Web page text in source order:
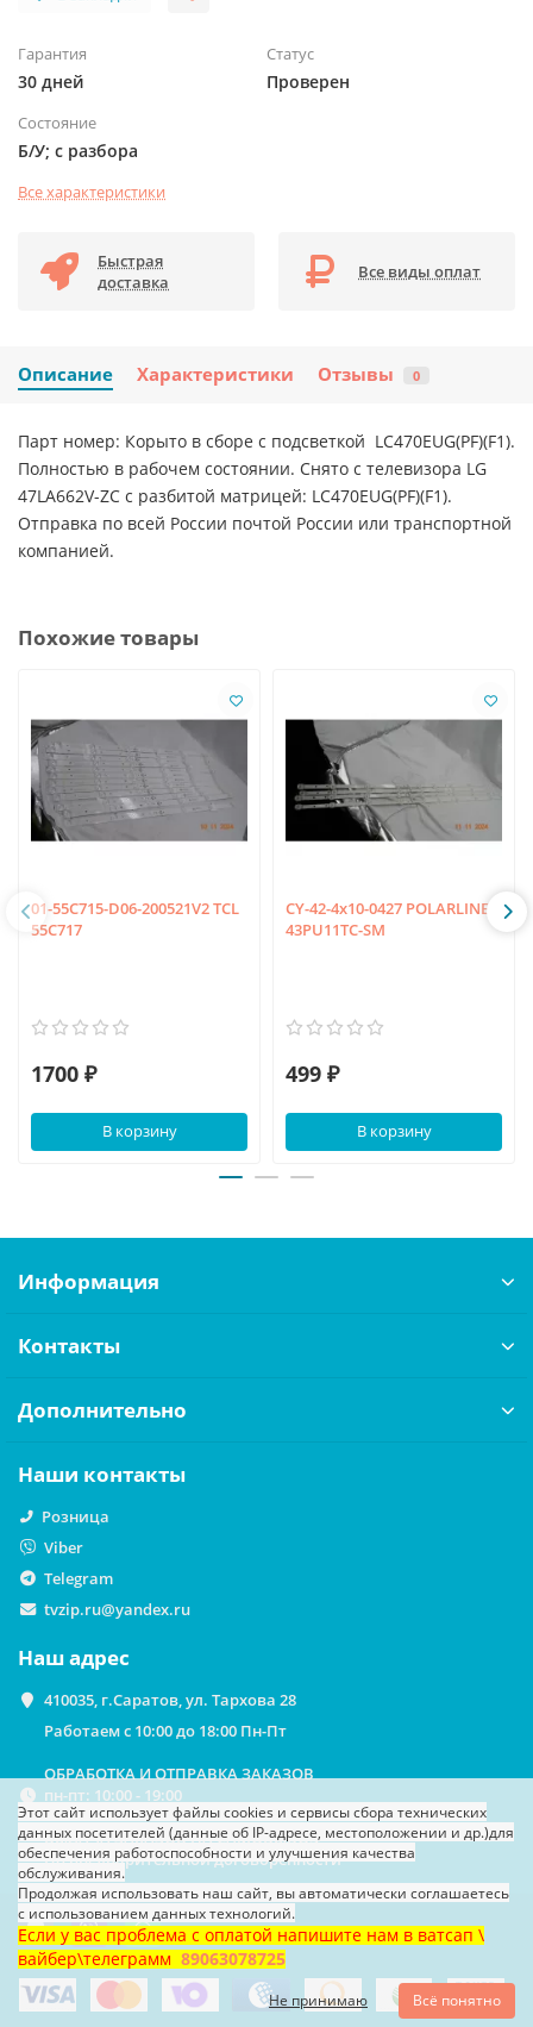
Гарантия
30 дней
Статус
Проверен
Состояние
Б/У; с разбора
Все характеристики
Быстрая
доставка
Все виды оплат
Описание Характеристики Отзывы 0
Парт номер: Корыто в сборе с подсветкой LC470EUG(PF)(F1).
Полностью в рабочем состоянии. Снято с телевизора LG
47LA662V-ZC с разбитой матрицей: LC470EUG(PF)(F1).
Отправка по всей России почтой России или транспортной
компанией.
Похожие товары
01-55C715-D06-200521V2 TCL
55C717
1700 ₽
В корзину
CY-42-4x10-0427 POLARLINE
43PU11TC-SM
499 ₽
В корзину
Этот сайт использует файлы cookies и сервисы сбора технических
данных посетителей (данные об IP-адресе, местоположении и др.)для
обеспечения работоспособности и улучшения качества
обслуживания.
Продолжая использовать наш сайт, вы автоматически соглашаетесь
с использованием данных технологий.
Если у вас проблема с оплатой напишите нам в ватсап \
вайбер\телеграмм 89063078725
Не принимаю Всё понятно
Информация
Контакты
Дополнительно
Наши контакты
Розница
Viber
Telegram
tvzip.ru@yandex.ru
Наш адрес
410035, г.Саратов, ул. Тархова 28
Работаем с 10:00 до 18:00 Пн-Пт
ОБРАБОТКА И ОТПРАВКА ЗАКАЗОВ
пн-пт: 10:00 - 19:00
ВЫДАЧА ЗАКАЗОВ НА САМОВЫВОЗ
По предварительной договоренности